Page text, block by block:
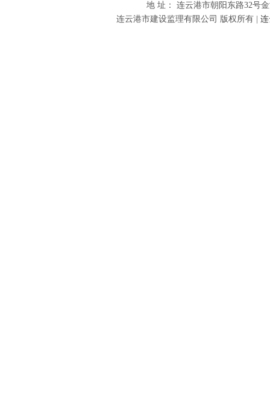
地 址： 连云港市朝阳东路32号
连云港市建设监理有限公司 版权所有 |